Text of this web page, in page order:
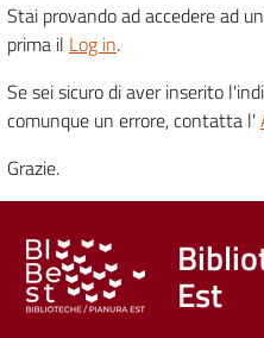
Biblioteche
Cosa
offriamo
Trova
libri
e
film
Stai provando ad accedere ad
prima il Log in.
Se sei sicuro di aver inserito
comunque un errore, contatta l'
Grazie.
Est